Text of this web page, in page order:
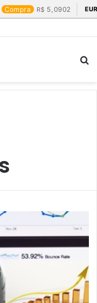
Compra 5,0902
valem a pena